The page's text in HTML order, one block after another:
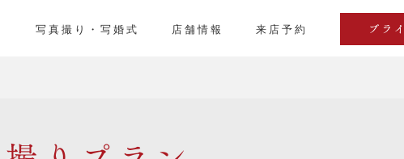
写真撮り・写婚式 店舗情報 来店予約
写真撮りプラン